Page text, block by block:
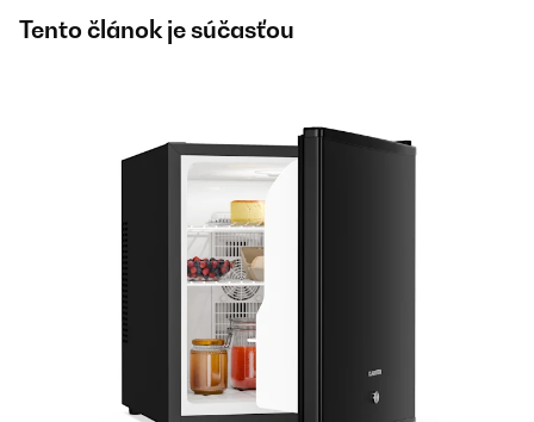
Tento článok je súčasťou